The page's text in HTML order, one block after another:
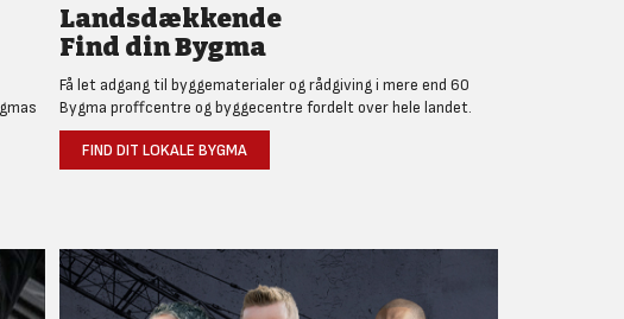
Landsdækkende
Find din Bygma
Få let adgang til byggematerialer og rådgiving i mere end 60
Bygma proffcentre og byggecentre fordelt over hele landet.
FIND DIT LOKALE BYGMA